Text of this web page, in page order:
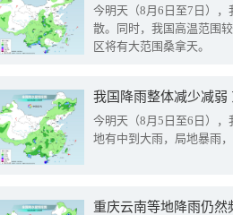
今明天（8月6日至7日）
散。同时，我国高温范围
区将有大范围桑拿天。
我国降雨整体减少减弱
今明天（8月5日至6日）
地有中到大雨，局地暴雨
重庆云南等地降雨仍然